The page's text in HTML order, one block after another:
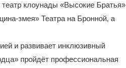
клоунады «Высокие Братья»
змея» Театра на Бронной, а
и развивает инклюзивный
пройдёт профессиональная